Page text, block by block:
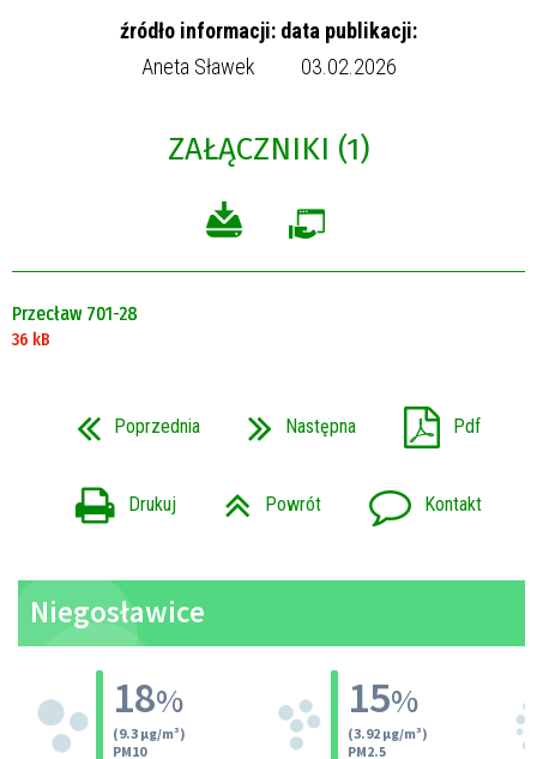
źródło informacji: data publikacji:
Aneta Sławek
03.02.2026
ZAŁĄCZNIKI (1)
Przecław 701-28
36 kB
Poprzednia Następna Pdf
Drukuj Powrót Kontakt